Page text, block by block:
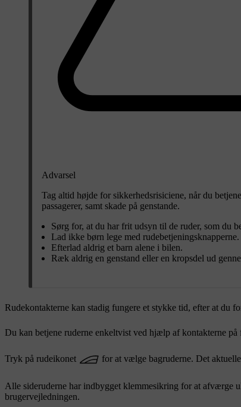
Advarsel
Tag altid højde for sikkerhedsrisiciene, når du
passagerer, samt skade på genstande.
Sørg for, at du har frit udsyn til de ruder, som du
Lad ikke børn lege med rudebetjeningsknapperne.
Efterlad aldrig et barn alene i bilen.
Ræk aldrig en genstand eller en kropsdel ud
Rudekontakterne kan stadig fungere et stykke tid, efter at du
Du kan betjene ruderne enkeltvist ved hjælp af kontakterne
Tryk på rudeikonet for at vælge bagruderne. Det
Alle sideruderne har indbygget klemmesikring for at afværge
brugervejledningen.